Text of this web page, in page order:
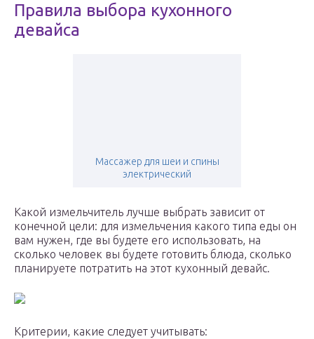
Правила выбора кухонного
девайса
Массажер для шеи и спины
электрический
Какой измельчитель лучше выбрать зависит от
конечной цели: для измельчения какого типа еды он
вам нужен, где вы будете его использовать, на
сколько человек вы будете готовить блюда, сколько
планируете потратить на этот кухонный девайс.
Критерии, какие следует учитывать: